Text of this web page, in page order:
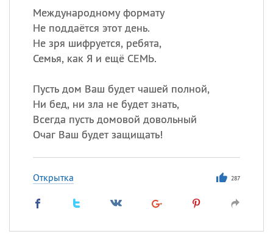
Международному формату
Не поддаётся этот день.
Не зря шифруется, ребята,
Семья, как Я и ещё СЕМЬ.
Пусть дом Ваш будет чашей полной,
Ни бед, ни зла не будет знать,
Всегда пусть домовой довольный
Очаг Ваш будет защищать!
Открытка 287